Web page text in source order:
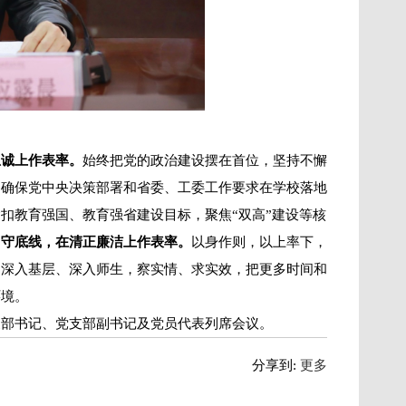
上作表率。 始终把党的政治建设摆在首位，坚持不懈
保党中央决策部署和省委、工委工作要求在学校落地
教育强国、教育强省建设目标，聚焦“双高”建设等核
底线，在清正廉洁上作表率。 以身作则，以上率下，
入基层、深入师生，察实情、求实效，把更多时间和
。
书记、党支部副书记及党员代表列席会议。
分享到: 更多